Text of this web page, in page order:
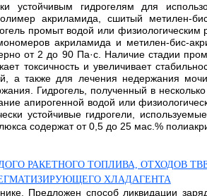
устойчивым гидрогелям для
акриламида, сшитый метилен-
промыт водой или
акриламида и метилен-бис-
от 2 до 90 Па·с. Наличие стадии
токсичность и увеличивает
а также для лечения недержания
Гидрогель, полученный в
апирогенной водой или
устойчивые гидрогели,
содержат от 0,5 до 25 мас.%
РАКЕТНОГО ТОПЛИВА, ОТХОДОВ
ХЛАДАГЕНТА
Предложен способ ликвидации